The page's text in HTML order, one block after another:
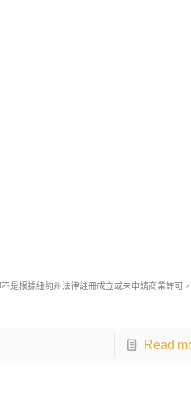
是根據紐約州法律註冊成立或未申請商業許可，
Read